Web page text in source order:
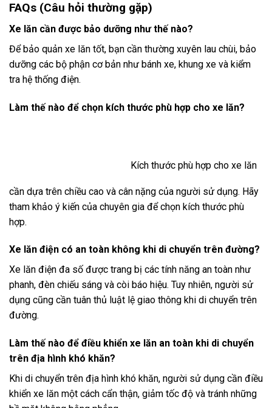
FAQs (Câu hỏi thường gặp)
Xe lăn cần được bảo dưỡng như thế nào?
Để bảo quản xe lăn tốt, bạn cần thường xuyên lau chùi, bảo
dưỡng các bộ phận cơ bản như bánh xe, khung xe và kiểm
tra hệ thống điện.
Làm thế nào để chọn kích thước phù hợp cho xe lăn?
Kích thước phù hợp cho xe lăn
cần dựa trên chiều cao và cân nặng của người sử dụng. Hãy
tham khảo ý kiến của chuyên gia để chọn kích thước phù
hợp.
Xe lăn điện có an toàn không khi di chuyển trên đường?
Xe lăn điện đa số được trang bị các tính năng an toàn như
phanh, đèn chiếu sáng và còi báo hiệu. Tuy nhiên, người sử
dụng cũng cần tuân thủ luật lệ giao thông khi di chuyển trên
đường.
Làm thế nào để điều khiển xe lăn an toàn khi di chuyển
trên địa hình khó khăn?
Khi di chuyển trên địa hình khó khăn, người sử dụng cần điều
khiển xe lăn một cách cẩn thận, giảm tốc độ và tránh những